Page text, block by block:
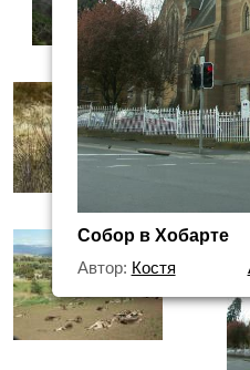
Собор в Хобарте
Автор: Костя